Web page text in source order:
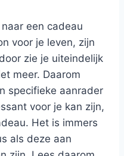
een cadeau
voor je leven, zijn
zie je uiteindelijk
meer. Daarom
specifieke aanrader
voor je kan zijn,
Het is immers
als deze aan